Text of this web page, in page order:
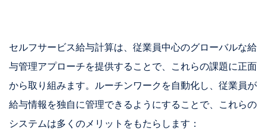
セルフサービス給与計算は、従業員中心のグローバルな給
与管理アプローチを提供することで、これらの課題に正面
から取り組みます。ルーチンワークを自動化し、従業員が
給与情報を独自に管理できるようにすることで、これらの
システムは多くのメリットをもたらします：